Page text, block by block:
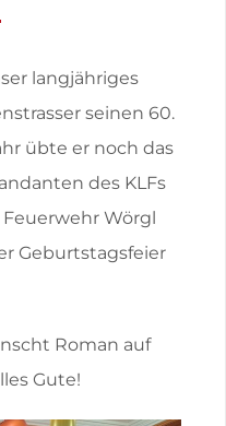
langjähriges
seinen 60.
übte er noch das
des KLFs
Wörgl
Geburtstagsfeier
Roman auf
Gute!